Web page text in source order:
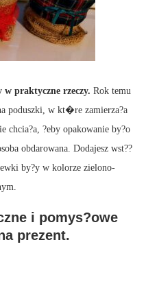
praktyczne rzeczy. Rok temu
poduszki, w kt�re zamierza?a
chcia?a, ?eby opakowanie by?o
obdarowana. Dodajesz wst??
by?y w kolorze zielono-
i pomys?owe
prezent.